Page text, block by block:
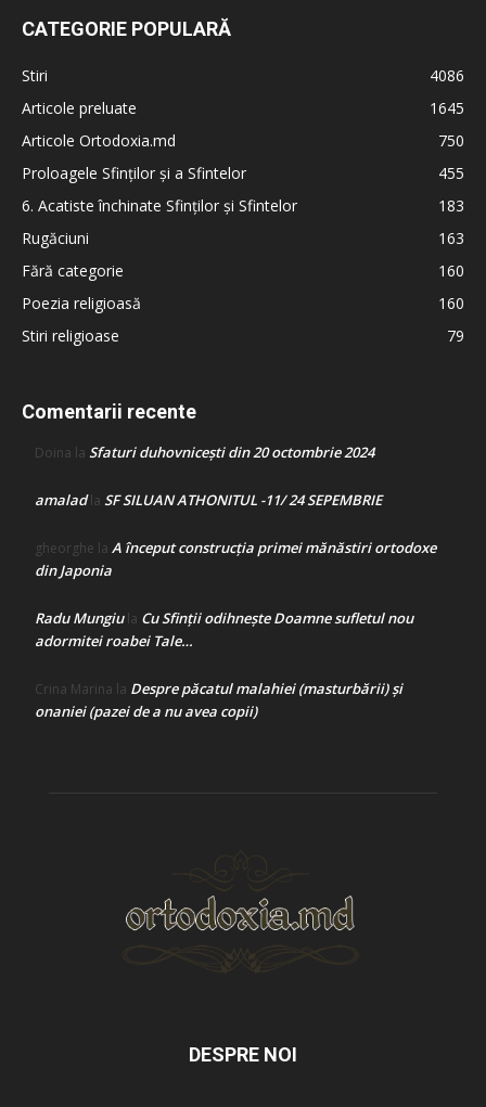
CATEGORIE POPULARĂ
Stiri
4086
Articole preluate
1645
Articole Ortodoxia.md
750
Proloagele Sfinților și a Sfintelor
455
6. Acatiste închinate Sfinților și Sfintelor
183
Rugăciuni
163
Fără categorie
160
Poezia religioasă
160
Stiri religioase
79
Comentarii recente
Doina la Sfaturi duhovnicești din 20 octombrie 2024
amaladla SF SILUAN ATHONITUL -11/ 24 SEPEMBRIE
gheorghe la A început construcţia primei mănăstiri ortodoxe
din Japonia
Radu Mungiula Cu Sfinții odihnește Doamne sufletul nou
adormitei roabei Tale…
Crina Marina la Despre păcatul malahiei (masturbării) şi
onaniei (pazei de a nu avea copii)
DESPRE NOI